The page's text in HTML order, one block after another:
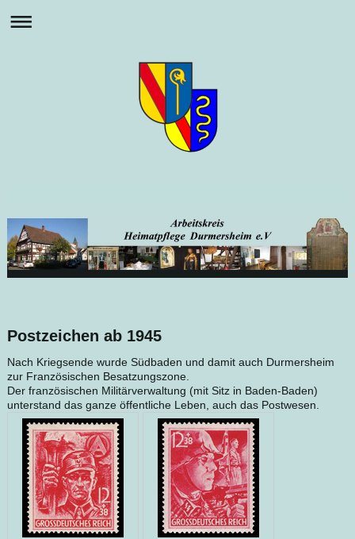
Postzeichen ab 1945
Nach Kriegsende wurde Südbaden und damit auch Durmersheim
zur Französischen Besatzungszone.
Der französischen Militärverwaltung (mit Sitz in Baden-Baden)
unterstand das ganze öffentliche Leben, auch das Postwesen.